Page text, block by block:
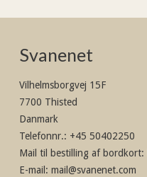
Svanenet
Vilhelmsborgvej 15F
7700 Thisted
Danmark
Telefonnr.: +45 50402250
Mail til bestilling af bordkort:
E-mail : mail@svanenet.com